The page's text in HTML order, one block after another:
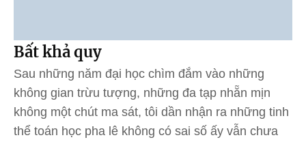
Bất khả quy
Sau những năm đại học chìm đắm vào những
không gian trừu tượng, những đa tạp nhẵn mịn
không một chút ma sát, tôi dần nhận ra những tinh
thể toán học pha lê không có sai số ấy vẫn chưa